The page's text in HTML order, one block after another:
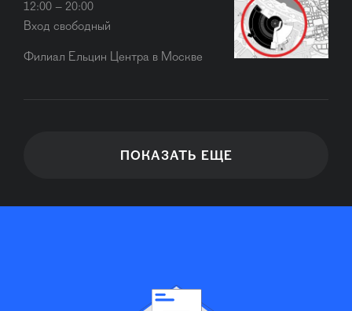
12:00 – 20:00
Вход свободный
Филиал Ельцин Центра в Москве
ПОКАЗАТЬ ЕЩЕ